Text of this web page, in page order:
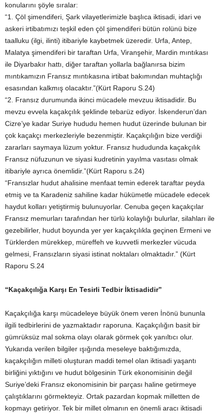
konularını şöyle sıralar:
“1. Çöl şimendiferi, Şark vilayetlerimizle başlıca iktisadi, idari ve
askeri irtibatımızı teşkil eden çöl şimendiferi bütün rolünü bize
taalluku (ilgi, ilinti) itibariyle kaybetmek üzeredir. Urfa, Antep,
Malatya şimendiferi bir taraftan Urfa, Viranşehir, Mardin mıntıkası
ile Diyarbakır hattı, diğer taraftan yollarla bağlanırsa bizim
mıntıkamızın Fransız mıntıkasına irtibat bakımından muhtaçlığı
esasından kalkmış olacaktır.”(Kürt Raporu S.24)
“2. Fransız durumunda ikinci mücadele mevzuu iktisadidir. Bu
mevzu evvela kaçakçılık şeklinde tebarüz ediyor. İskenderun’dan
Cizre’ye kadar Suriye hududu hemen hudut üzerinde bulunan bir
çok kaçakçı merkezleriyle bezenmiştir. Kaçakçılığın bize verdiği
zararları saymaya lüzum yoktur. Fransız hududunda kaçakçılık
Fransız nüfuzunun ve siyasi kudretinin yayılma vasıtası olmak
itibariyle ayrıca önemlidir.”(Kürt Raporu s.24)
“Fransızlar hudut ahalisine menfaat temin ederek taraftar peyda
etmiş ve ta Karadeniz sahiline kadar hükümetle mücadele edecek
haydut kolları yetiştirmiş bulunuyorlar. Cenuba geçen kaçakçılar
Fransız memurları tarafından her türlü kolaylığı bulurlar, silahları ile
gezebilirler, hudut boyunda yer yer kaçakçılıkla geçinen Ermeni ve
Türklerden mürekkep, müreffeh ve kuvvetli merkezler vücuda
gelmesi, Fransızların siyasi istinat noktaları olmaktadır.” (Kürt
Raporu S.24
“Kaçakçılığa Karşı En Tesirli Tedbir İktisadidir”
Kaçakçılığa karşı mücadeleye büyük önem veren İnönü bununla
ilgili tedbirlerini de yazmaktadır raporuna. Kaçakçılığın basit bir
gümrüksüz mal sokma olayı olarak görmek çok yanıltıcı olur.
Yukarıda verilen bilgiler ışığında meseleye baktığımızda,
kaçakçılığın milleti oluşturan maddi temel olan iktisadi yaşantı
birliğini yıktığını ve hudut bölgesinin Türk ekonomisinin değil
Suriye’deki Fransız ekonomisinin bir parçası haline getirmeye
çalıştıklarını görmekteyiz. Ortak pazardan kopmak milletten de
kopmayı getiriyor. Tek bir millet olmanın en önemli aracı iktisadi